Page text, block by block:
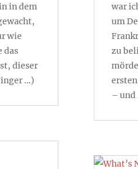
in dem
wie
das
dieser
…)
war
um
zu
– und